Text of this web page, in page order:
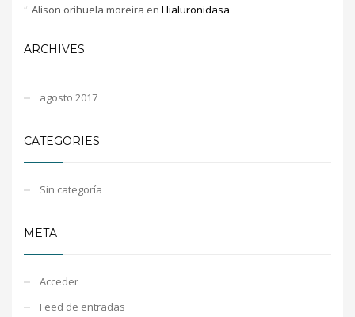
Alison orihuela moreira en Hialuronidasa
ARCHIVES
agosto 2017
CATEGORIES
Sin categoría
META
Acceder
Feed de entradas